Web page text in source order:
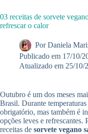
03 receitas de sorvete
refrescar o calor
Por Daniela
Publicado em 17/10/
Atualizado em 25/10/
Outubro é um dos meses
Brasil. Durante
obrigatório, mas também é
opções leves e refrescantes.
receitas de sorvete vegano